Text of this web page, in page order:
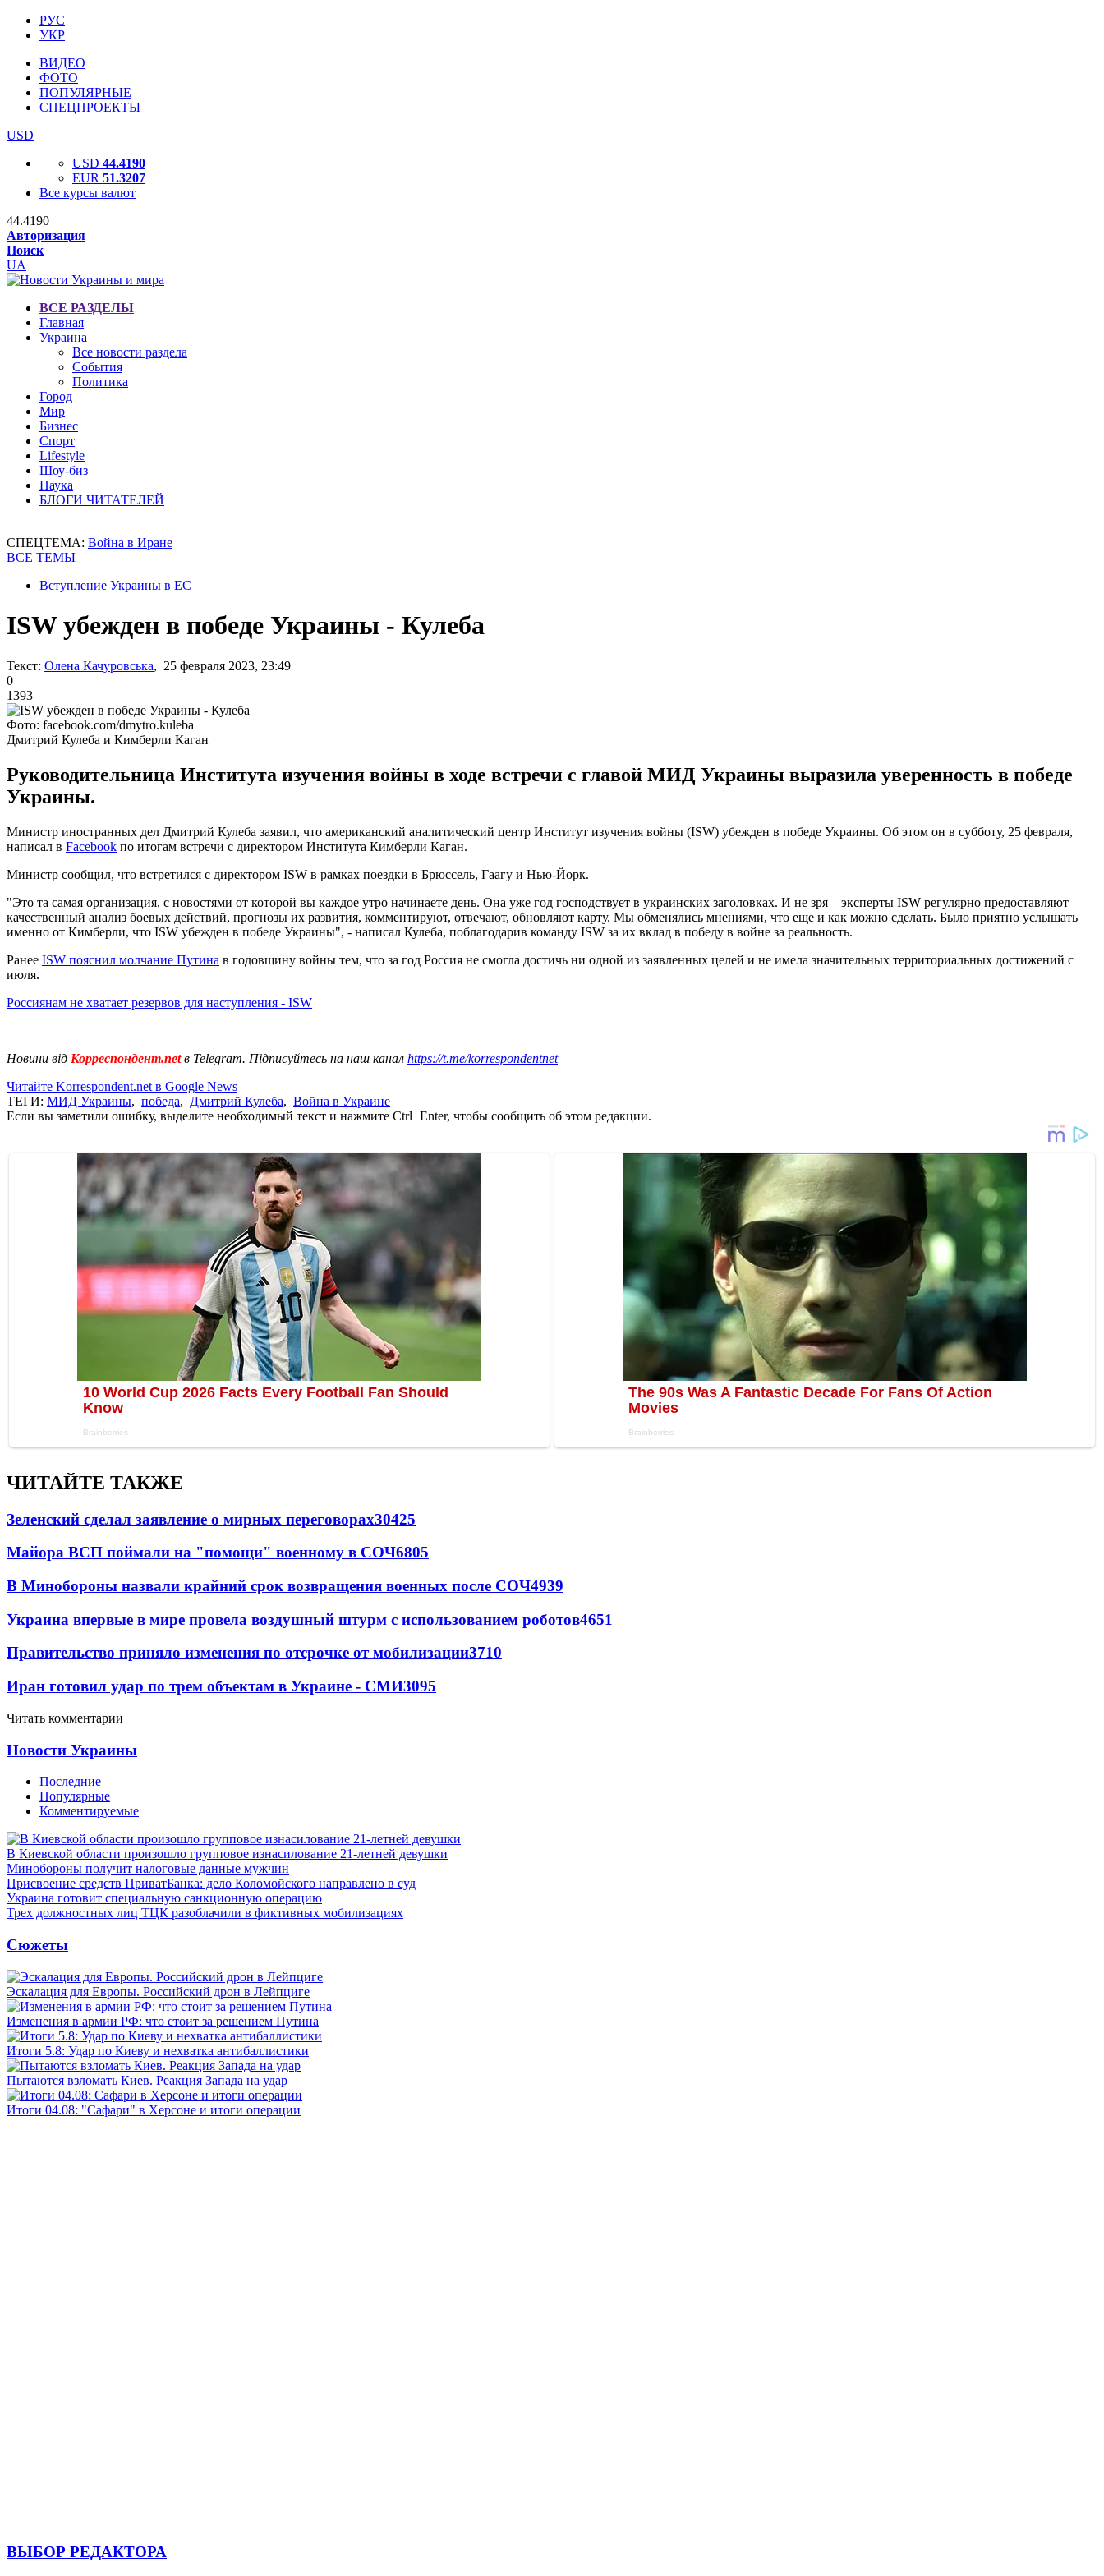
РУС
УКР
ВИДЕО
ФОТО
ПОПУЛЯРНЫЕ
СПЕЦПРОЕКТЫ
USD
USD 44.4190
EUR 51.3207
Все курсы валют
44.4190
Авторизация
Поиск
UA
ВСЕ РАЗДЕЛЫ
Главная
Украина
Все новости раздела
События
Политика
Город
Мир
Бизнес
Спорт
Lifestyle
Шоу-биз
Наука
БЛОГИ ЧИТАТЕЛЕЙ
СПЕЦТЕМА: Война в Иране
ВСЕ ТЕМЫ
Вступление Украины в ЕС
ISW убежден в победе Украины - Кулеба
Текст: Олена Качуровська, 25 февраля 2023, 23:49
0
1393
Фото: facebook.com/dmytro.kuleba
Дмитрий Кулеба и Кимберли Каган
Руководительница Института изучения войны в ходе встречи с главой МИД Украины выразила уверенность в победе
Украины.
Министр иностранных дел Дмитрий Кулеба заявил, что американский аналитический центр Институт изучения войны (ISW) убежден в победе Украины. Об этом он в субботу, 25 февраля,
написал в Facebook по итогам встречи с директором Института Кимберли Каган.
Министр сообщил, что встретился с директором ISW в рамках поездки в Брюссель, Гаагу и Нью-Йорк.
"Это та самая организация, с новостями от которой вы каждое утро начинаете день. Она уже год господствует в украинских заголовках. И не зря – эксперты ISW регулярно предоставляют
качественный анализ боевых действий, прогнозы их развития, комментируют, отвечают, обновляют карту. Мы обменялись мнениями, что еще и как можно сделать. Было приятно услышать
именно от Кимберли, что ISW убежден в победе Украины", - написал Кулеба, поблагодарив команду ISW за их вклад в победу в войне за реальность.
Ранее ISW пояснил молчание Путина в годовщину войны тем, что за год Россия не смогла достичь ни одной из заявленных целей и не имела значительных территориальных достижений с
июля.
Россиянам не хватает резервов для наступления - ISW
Новини від Корреспондент.netв Telegram. Підписуйтесь на наш канал https://t.me/korrespondentnet
Читайте Korrespondent.net в Google News
ТЕГИ: МИД Украины, победа, Дмитрий Кулеба, Война в Украине
Если вы заметили ошибку, выделите необходимый текст и нажмите Ctrl+Enter, чтобы сообщить об этом редакции.
ЧИТАЙТЕ ТАКЖЕ
Зеленский сделал заявление о мирных переговорах30425
Майора ВСП поймали на "помощи" военному в СОЧ6805
В Минобороны назвали крайний срок возвращения военных после СОЧ4939
Украина впервые в мире провела воздушный штурм с использованием роботов4651
Правительство приняло изменения по отсрочке от мобилизации3710
Иран готовил удар по трем объектам в Украине - СМИ3095
Читать комментарии
Новости Украины
Последние
Популярные
Комментируемые
В Киевской области произошло групповое изнасилование 21-летней девушки
Минобороны получит налоговые данные мужчин
Присвоение средств ПриватБанка: дело Коломойского направлено в суд
Украина готовит специальную санкционную операцию
Трех должностных лиц ТЦК разоблачили в фиктивных мобилизациях
Сюжеты
Эскалация для Европы. Российский дрон в Лейпциге
Изменения в армии РФ: что стоит за решением Путина
Итоги 5.8: Удар по Киеву и нехватка антибаллистики
Пытаются взломать Киев. Реакция Запада на удар
Итоги 04.08: "Сафари" в Херсоне и итоги операции
ВЫБОР РЕДАКТОРА